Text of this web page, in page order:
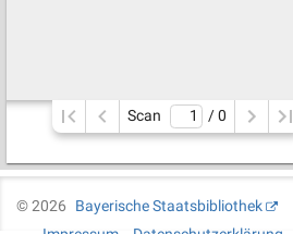
Scan / 0
©2026
Bayerische Staatsbibliothek